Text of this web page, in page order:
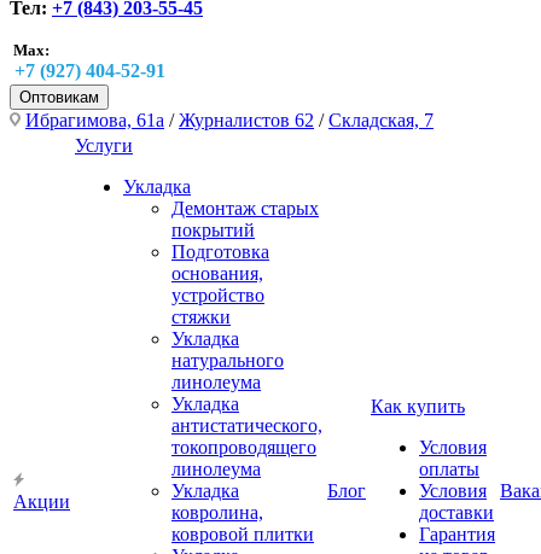
Тел: +7 (843) 203-55-45
Max:
+7 (927) 404-52-91
Оптовикам
Ибрагимова, 61а /Журналистов 62 /Складская, 7
Акции
Услуги
Укладка
Демонтаж старых
покрытий
Подготовка
основания,
устройство
стяжки
Укладка
натурального
линолеума
Укладка
антистатического,
токопроводящего
линолеума
Укладка
ковролина,
ковровой плитки
Блог
Как купить
Условия
оплаты
Условия
доставки
Гарантия